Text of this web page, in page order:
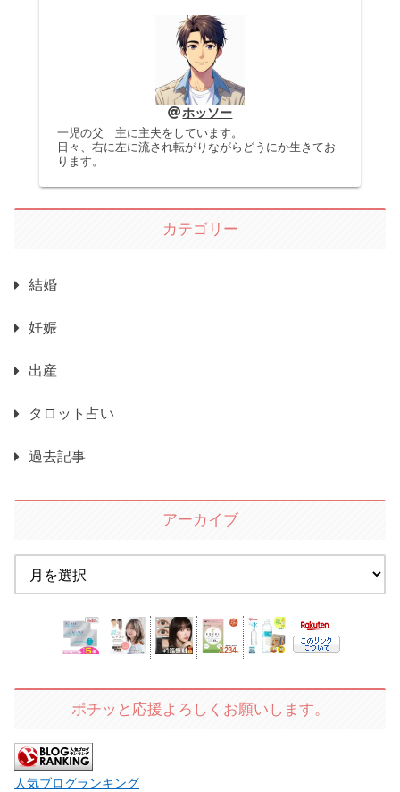
ホッソー
一児の父 主に主夫をしています。
日々、右に左に流され転がりながらどうにか生きてお
ります。
カテゴリー
結婚
妊娠
出産
タロット占い
過去記事
アーカイブ
ポチッと応援よろしくお願いします。
人気ブログランキング